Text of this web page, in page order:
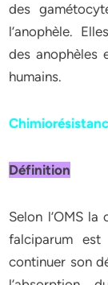
des
l’anophèle.
des anophèles
humains.
Définition
Selon l’OMS
falciparum est
continuer son